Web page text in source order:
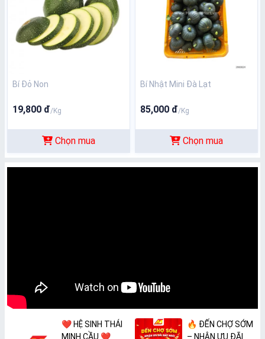
Bí Đỏ Non
19,800 đ/Kg
Chọn mua
Bí Nhật Mini Đà Lạt
85,000 đ/Kg
Chọn mua
❤️ HỆ SINH THÁI
MINH CẦU ❤️
🔥 ĐẾN CHỢ SỚM
– NHẬN ƯU ĐÃI